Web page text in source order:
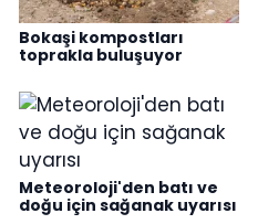
Bokaşi kompostları
toprakla buluşuyor
Meteoroloji'den batı ve
doğu için sağanak uyarısı